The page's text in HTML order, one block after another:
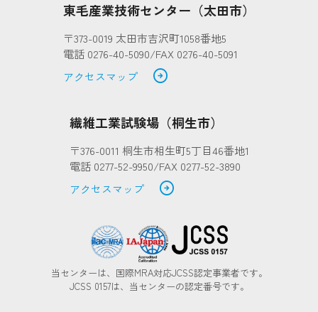
東毛産業技術センター（太田市）
〒373-0019 太田市吉沢町1058番地5
電話 0276-40-5090/FAX 0276-40-5091
アクセスマップ
arrow_circle_right
繊維工業試験場（桐生市）
〒376-0011 桐生市相生町5丁目46番地1
電話 0277-52-9950/FAX 0277-52-3890
アクセスマップ
arrow_circle_right
当センターは、国際MRA対応JCSS認定事業者です。
JCSS 0157は、当センターの認定番号です。